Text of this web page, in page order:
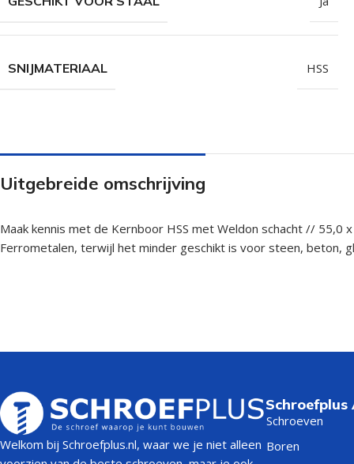
SNIJMATERIAAL HSS
Uitgebreide omschrijving
Maak kennis met de Kernboor HSS met Weldon schacht //
Ferrometalen, terwijl het minder geschikt is voor steen, beton,
Welkom bij Schroefplus.nl, waar we je niet alleen
Schroeven
Boren